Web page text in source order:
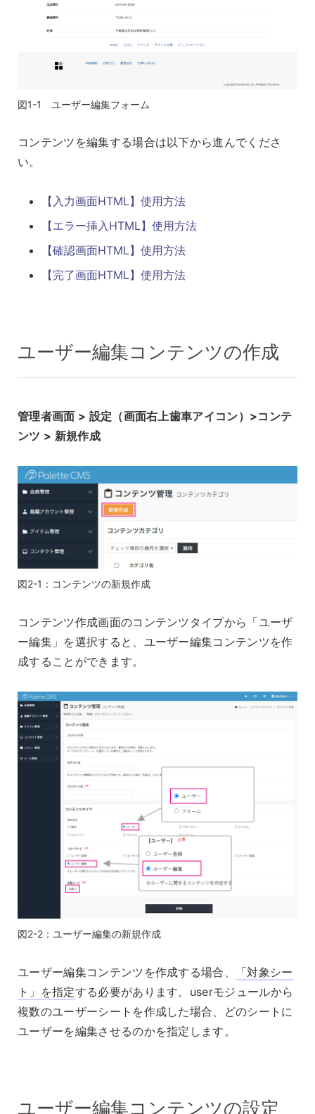
図1-1 ユーザー編集フォーム
コンテンツを編集する場合は以下から進んでくださ
い。
【入力画面HTML】使用方法
【エラー挿入HTML】使用方法
【確認画面HTML】使用方法
【完了画面HTML】使用方法
ユーザー編集コンテンツの作成
管理者画面 > 設定（画面右上歯車アイコン）>コンテ
ンツ > 新規作成
図2-1：コンテンツの新規作成
コンテンツ作成画面のコンテンツタイプから「ユーザ
ー編集」を選択すると、ユーザー編集コンテンツを作
成することができます。
図2-2：ユーザー編集の新規作成
ユーザー編集コンテンツを作成する場合、
「対象シー
ト」を指定する必要があります。userモジュールから
複数のユーザーシートを作成した場合、どのシートに
ユーザーを編集させるのかを指定します。
ユーザー編集コンテンツの設定